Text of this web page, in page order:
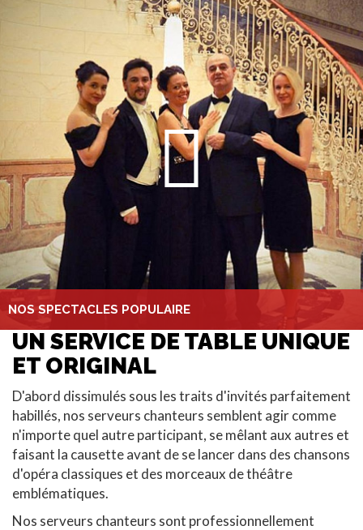
NOS SPECTACLES POPULAIRE
UN SERVICE DE TABLE UNIQUE
ET ORIGINAL
D'abord dissimulés sous les traits d'invités parfaitement
habillés, nos serveurs chanteurs semblent agir comme
n'importe quel autre participant, se mêlant aux autres et
faisant la causette avant de se lancer dans des chansons
d'opéra classiques et des morceaux de théâtre
emblématiques.
Nos serveurs chanteurs sont professionnellement